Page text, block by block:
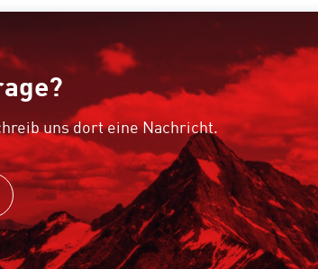
uns dort eine Nachricht.